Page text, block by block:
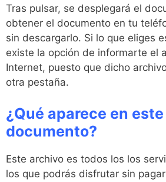
Tras pulsar, se desplegará el
obtener el documento en tu
sin descargarlo. Si lo que eliges
existe la opción de informarte el
Internet, puesto que dicho
otra pestaña.
¿Qué aparece en este
documento?
Este archivo es todos los los
los que podrás disfrutar sin